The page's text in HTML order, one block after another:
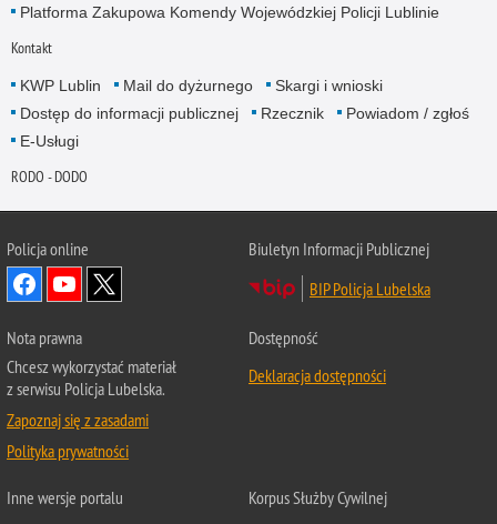
Platforma Zakupowa Komendy Wojewódzkiej Policji Lublinie
Kontakt
KWP Lublin Mail do dyżurnego
Skargi i wnioski
Dostęp do informacji publicznej
Rzecznik
Powiadom / zgłoś
E-Usługi
RODO - DODO
Policja online
Biuletyn Informacji Publicznej
BIP Policja Lubelska
Nota prawna
Chcesz wykorzystać materiał
z serwisu Policja Lubelska.
Zapoznaj się z zasadami
Polityka prywatności
Dostępność
Deklaracja dostępności
Inne wersje portalu Korpus Służby Cywilnej